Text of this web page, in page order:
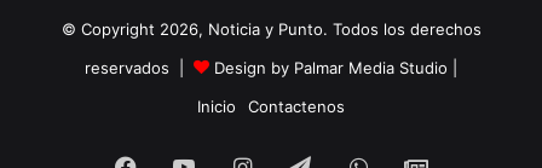
© Copyright 2026, Noticia y Punto. Todos los derechos
reservados |
Design by Palmar Media Studio
Inicio
Contactenos